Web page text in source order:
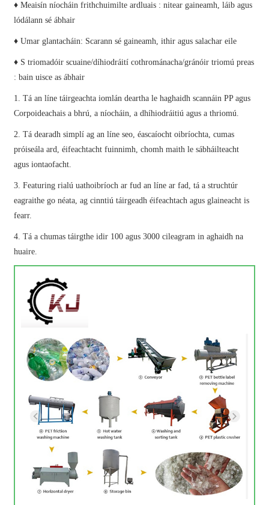
♦ Meaisín níocháin frithchuimilte ardluais : nitear gaineamh, láib agus
lódálann sé ábhair
♦ Umar glantacháin: Scarann ​​sé gaineamh, ithir agus salachar eile
♦ S triomadóir scuaine/díhiodráití cothrománacha/gránóir triomú preas
: bain uisce as ábhair
1. Tá an líne táirgeachta iomlán deartha le haghaidh scannáin PP agus
Corpoideachais a bhrú, a níocháin, a dhíhiodráitiú agus a thriomú.
2. Tá dearadh simplí ag an líne seo, éascaíocht oibríochta, cumas
próiseála ard, éifeachtacht fuinnimh, chomh maith le sábháilteacht
agus iontaofacht.
3. Featuring rialú uathoibríoch ar fud an líne ar fad, tá a struchtúr
eagraithe go néata, ag cinntiú táirgeadh éifeachtach agus glaineacht is
fearr.
4. Tá a chumas táirgthe idir 100 agus 3000 cileagram in aghaidh na
huaire.